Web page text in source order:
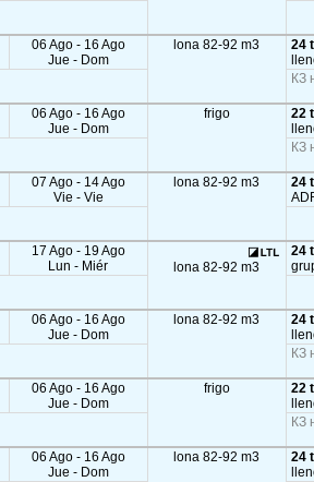
06 Ago - 16 Ago
Jue - Dom
lona 82-92 m3
24
КЗ
06 Ago - 16 Ago
Jue - Dom
frigo
22
КЗ
07 Ago - 14 Ago
Vie - Vie
lona 82-92 m3
24
17 Ago - 19 Ago
Lun - Miér
lona 82-92 m3
24
06 Ago - 16 Ago
Jue - Dom
lona 82-92 m3
24
КЗ
06 Ago - 16 Ago
Jue - Dom
frigo
22
КЗ
06 Ago - 16 Ago
Jue - Dom
lona 82-92 m3
24